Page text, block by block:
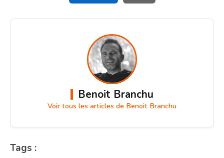
Benoit Branchu
Voir tous les articles de Benoit Branchu
Tags :